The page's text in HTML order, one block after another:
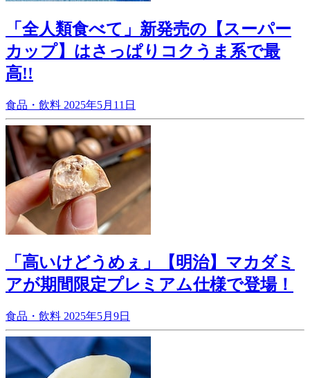
「全人類食べて」新発売の【スーパー
カップ】はさっぱりコクうま系で最
高!!
食品・飲料 2025年5月11日
「高いけどうめぇ」【明治】マカダミ
アが期間限定プレミアム仕様で登場！
食品・飲料 2025年5月9日